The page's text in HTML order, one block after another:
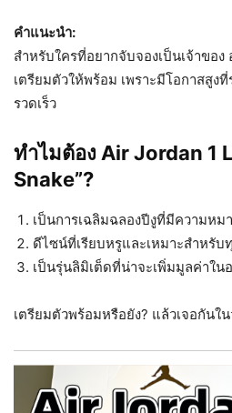
คำแนะนำ:
สำหรับใครที่อยากจับจองเป็นเจ้าขอ
เตรียมตัวให้พร้อม เพราะมีโอกาสสูง
รวดเร็ว
ทำไมต้อง Air Jordan 1
Snake”?
เป็นการเฉลิมฉลองปีงูที่มีความหม
ดีไซน์ที่เรียบหรูและเหมาะสำหรับ
เป็นรุ่นลิมิเต็ดที่น่าจะเพิ่มมูลค่าใน
เตรียมตัวพร้อมหรือยัง? แล้วเจอกันใ
Nike Air Jordan 1